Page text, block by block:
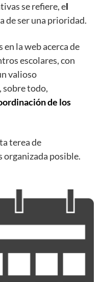
se refiere, el
de ser una prioridad.
la web acerca de
escolares, con
valioso
sobre todo,
de los
terea de
organizada posible.